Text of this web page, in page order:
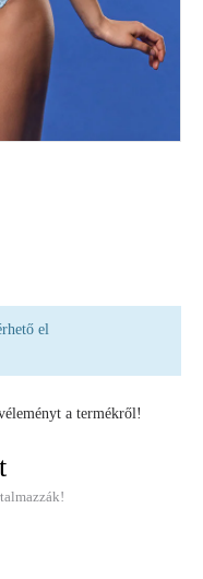
el
a termékről!